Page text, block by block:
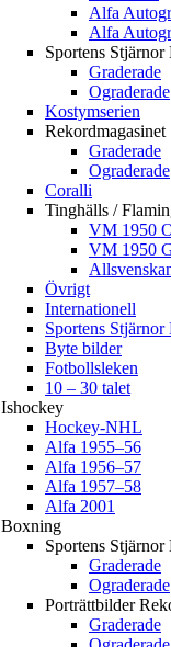
Alfa
Alfa
Sportens Stjärnor
Graderade
Ograderade
Kostymserien
Rekordmagasinet
Graderade
Ograderade
Coralli
Tinghälls /
VM 1950
VM 1950
Övrigt
Internationell
Sportens Stjärnor
Byte bilder
Fotbollsleken
10 – 30 talet
Ishockey
Hockey-NHL
Alfa 1955–56
Alfa 1956–57
Alfa 1957–58
Alfa 2001
Boxning
Sportens Stjärnor
Graderade
Ograderade
Porträttbilder
Graderade